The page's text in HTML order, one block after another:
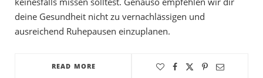
deine Gesundheit nicht zu vernachlässigen und
ausreichend Ruhepausen einzuplanen.
READ MORE